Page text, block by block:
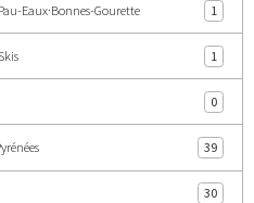
Eaux·Bonnes-Gourette 1
1
0
39
30